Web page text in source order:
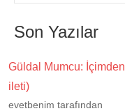
Son Yazılar
Güldal Mumcu:
ileti)
evetbenim tarafından